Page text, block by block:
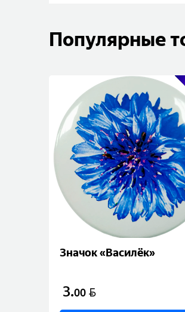
Популярные
Значок «Василёк»
3.00 BYN